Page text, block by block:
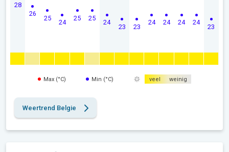
28
26
25
24
25 25
24
23 23
24 24 24 24
23
Max (°C) Min (°C) veel weinig
Weertrend Belgie